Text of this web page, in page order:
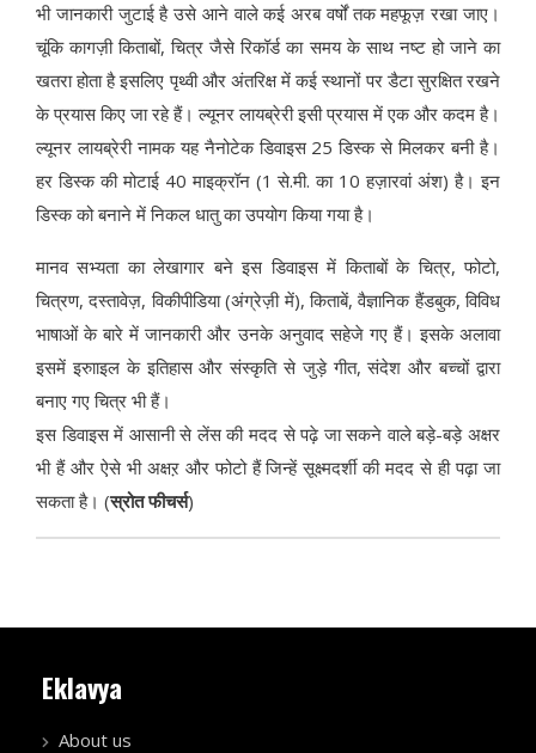
भी जानकारी जुटाई है उसे आने वाले कई अरब वर्षों तक महफूज़ रखा जाए।
चूंकि कागज़ी किताबों, चित्र जैसे रिकॉर्ड का समय के साथ नष्ट हो जाने का
खतरा होता है इसलिए पृथ्वी और अंतरिक्ष में कई स्थानों पर डैटा सुरक्षित रखने
के प्रयास किए जा रहे हैं। ल्यूनर लायब्रेरी इसी प्रयास में एक और कदम है।
ल्यूनर लायब्रेरी नामक यह नैनोटेक डिवाइस 25 डिस्क से मिलकर बनी है।
हर डिस्क की मोटाई 40 माइक्रॉन (1 से.मी. का 10 हज़ारवां अंश) है। इन
डिस्क को बनाने में निकल धातु का उपयोग किया गया है।
मानव सभ्यता का लेखागार बने इस डिवाइस में किताबों के चित्र, फोटो,
चित्रण, दस्तावेज़, विकीपीडिया (अंग्रेज़ी में), किताबें, वैज्ञानिक हैंडबुक, विविध
भाषाओं के बारे में जानकारी और उनके अनुवाद सहेजे गए हैं। इसके अलावा
इसमें इरुााइल के इतिहास और संस्कृति से जुड़े गीत, संदेश और बच्चों द्वारा
बनाए गए चित्र भी हैं।
इस डिवाइस में आसानी से लेंस की मदद से पढ़े जा सकने वाले बड़े-बड़े अक्षर
भी हैं और ऐसे भी अक्षऱ और फोटो हैं जिन्हें सूक्ष्मदर्शी की मदद से ही पढ़ा जा
सकता है। (स्रोत फीचर्स)
Eklavya
About us